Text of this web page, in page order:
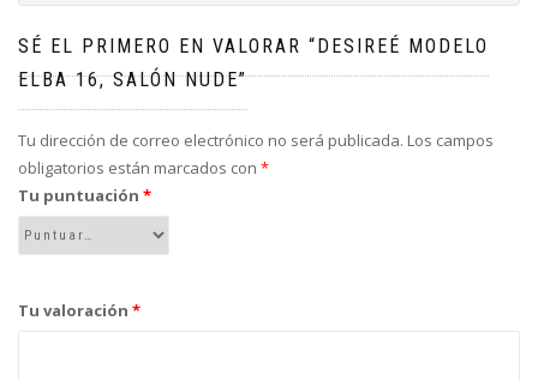
SÉ EL PRIMERO EN VALORAR “DESIREÉ MODELO
ELBA 16, SALÓN NUDE”
Tu dirección de correo electrónico no será publicada. Los campos
obligatorios están marcados con *
Tu puntuación *
Tu valoración *